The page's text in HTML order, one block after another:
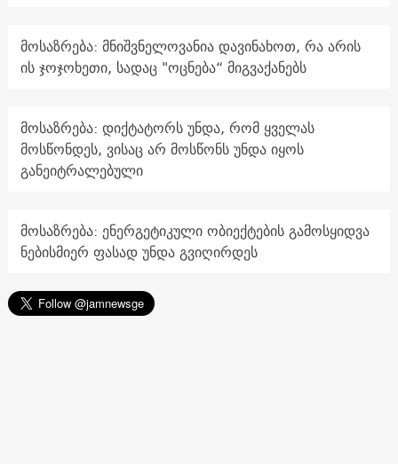
მოსაზრება: მნიშვნელოვანია დავინახოთ, რა არის
ის ჯოჯოხეთი, სადაც "ოცნება“ მიგვაქანებს
მოსაზრება: დიქტატორს უნდა, რომ ყველას
მოსწონდეს, ვისაც არ მოსწონს უნდა იყოს
განეიტრალებული
მოსაზრება: ენერგეტიკული ობიექტების გამოსყიდვა
ნებისმიერ ფასად უნდა გვიღირდეს